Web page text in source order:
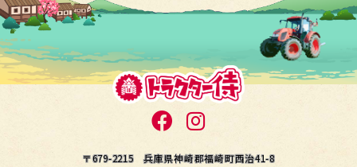
〒679-2215 兵庫県神崎郡福崎町西治41-8